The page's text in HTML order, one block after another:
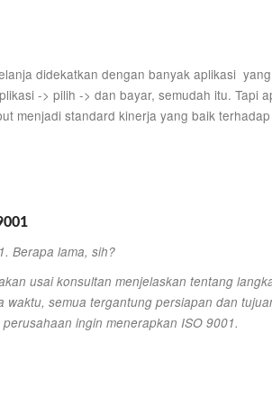
didekatkan dengan banyak aplikasi
-> pilih -> dan bayar, semudah itu. Tapi
menjadi standard kinerja yang baik
Berapa lama, sih?
usai konsultan menjelaskan tentang
waktu, semua tergantung persiapan dan
ingin menerapkan ISO 9001.